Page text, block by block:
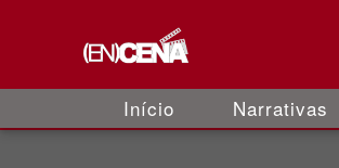
Início Narrativas